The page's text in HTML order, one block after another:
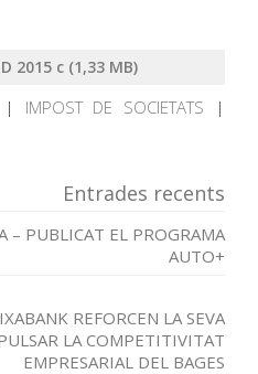
2015 c
| IMPOST DE SOCIETATS |
Entrades recents
– PUBLICAT EL PROGRAMA
AUTO+
REFORCEN LA SEVA
LA COMPETITIVITAT
EMPRESARIAL DEL BAGES